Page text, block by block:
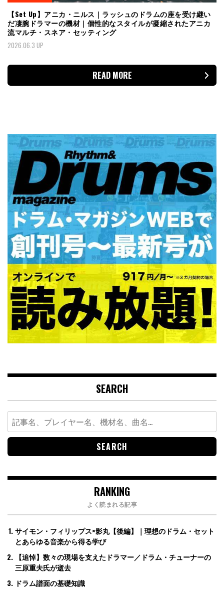
【Set Up】アニカ・ニルス｜ラッシュのドラムの座を受け継い
だ凄腕ドラマーの機材｜個性的なスタイルが凝縮されたアニカ
流マルチ・スネア・セッティング
2026.06.3 UP
READ MORE
SEARCH
Search
for:
RANKING
よく読まれる記事
サイモン・フィリップス×影丸【後編】｜理想のドラム・セット
とあらゆる音楽から得る学び
【追悼】数々の現場を支えたドラマー／ドラム・チューナーの
三原重夫氏が逝去
ドラム譜面の基礎知識